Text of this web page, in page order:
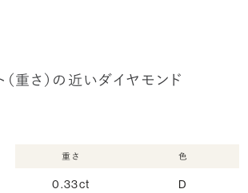
（重さ）の近いダイヤモンド
重さ
0.33ct
色
D